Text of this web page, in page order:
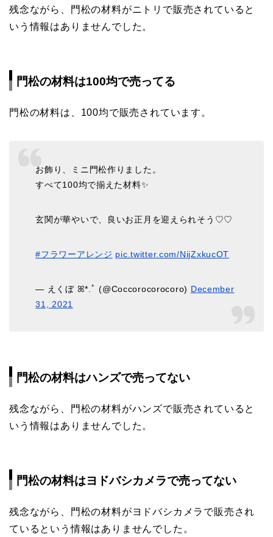
残念ながら、門松の材料がニトリで販売されていると
いう情報はありませんでした。
門松の材料は100均で売ってる
門松の材料は、100均で販売されています。
お飾り、ミニ門松作りました。
すべて100均で揃えた材料✨
玄関が華やいで、良いお正月を迎えられそう♡♡
#フラワーアレンジ pic.twitter.com/NijZxkucOT
— えくぼ ꕤ*.ﾟ (@Coccorocorocoro) December
31, 2021
門松の材料はハンズで売ってない
残念ながら、門松の材料がハンズで販売されていると
いう情報はありませんでした。
門松の材料はヨドバシカメラで売ってない
残念ながら、門松の材料がヨドバシカメラで販売され
ているという情報はありませんでした。